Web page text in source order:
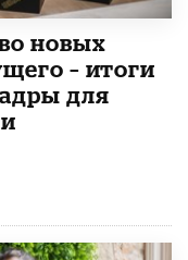
новых
– итоги
для